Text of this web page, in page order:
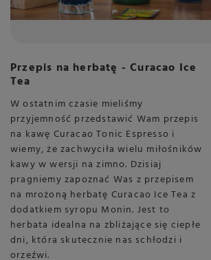
Przepis na herbatę - Curacao Ice
Tea
W ostatnim czasie mieliśmy
przyjemność przedstawić Wam przepis
na kawę Curacao Tonic Espresso i
wiemy, że zachwyciła wielu miłośników
kawy w wersji na zimno. Dzisiaj
pragniemy zapoznać Was z przepisem
na mrożoną herbatę Curacao Ice Tea z
dodatkiem syropu Monin. Jest to
herbata idealna na zbliżające się ciepłe
dni, która skutecznie nas schłodzi i
orzeźwi.